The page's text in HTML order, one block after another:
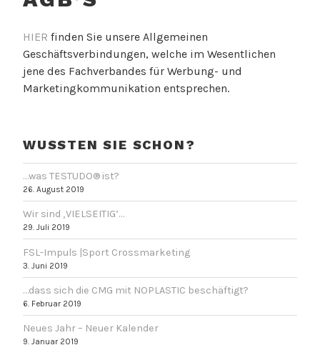
HIER finden Sie unsere Allgemeinen
Geschäftsverbindungen, welche im Wesentlichen
jene des Fachverbandes für Werbung- und
Marketingkommunikation entsprechen.
WUSSTEN SIE SCHON?
…was TESTUDO® ist?
26. August 2019
Wir sind ‚VIELSEITIG’…
29. Juli 2019
FSL-Impuls |Sport Crossmarketing
3. Juni 2019
…dass sich die CMG mit NOPLASTIC beschäftigt?
6. Februar 2019
Neues Jahr – Neuer Kalender
9. Januar 2019